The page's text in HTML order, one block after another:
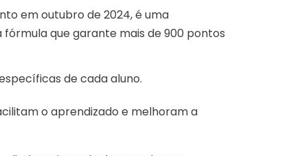
em outubro de 2024, é uma
que garante mais de 900 pontos
de cada aluno.
o aprendizado e melhoram a